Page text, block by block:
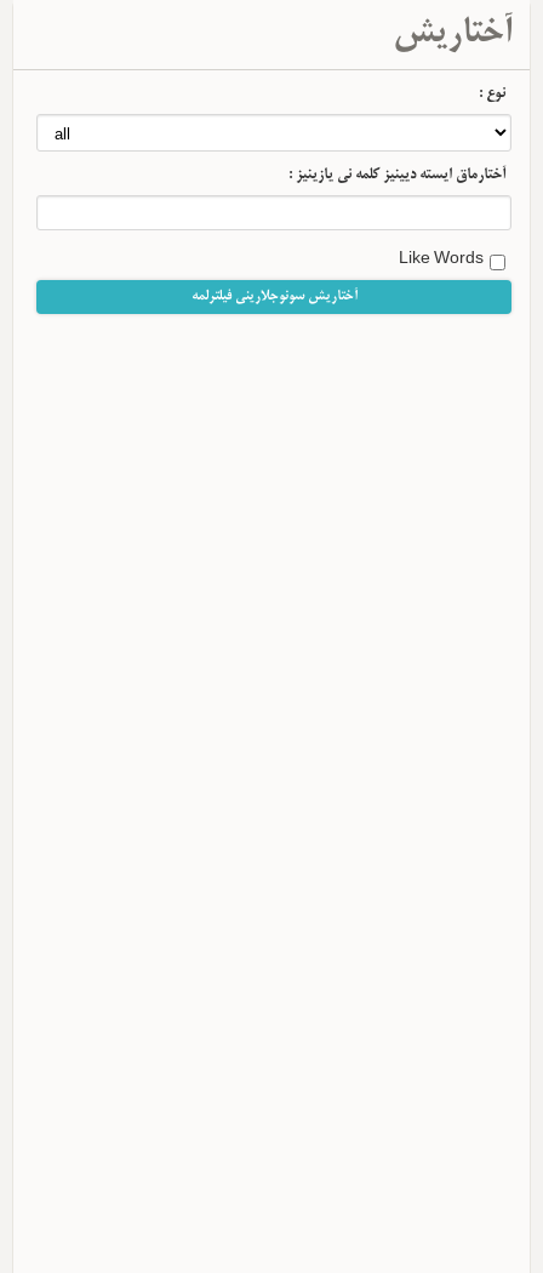
آختاریش
نوع :
آختارماق ایسته دیینیز کلمه نی یازینیز :
Like Words